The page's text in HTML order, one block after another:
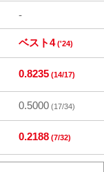
-
ベスト4 ('24)
0.8235 (14/17)
0.5000 (17/34)
0.2188 (7/32)